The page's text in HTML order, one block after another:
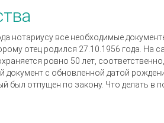
нотариусу все необходимые
отец родился 27.10.1956 года. На
ровно 50 лет,
документ с обновленной датой
был отпущен по закону. Что делать в